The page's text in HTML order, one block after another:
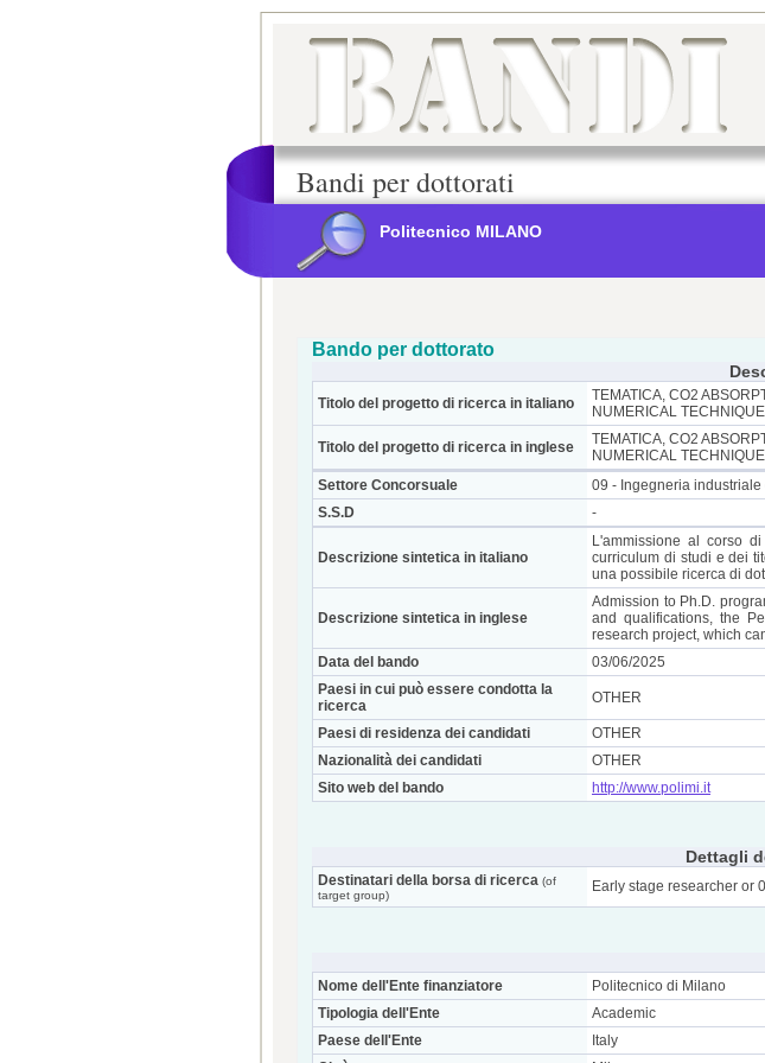
Bandi per dottorati
Politecnico MILANO
Bando per dottorato
Titolo del progetto di ricerca in italiano
TEMATICA, CO2
NUMERICAL
Titolo del progetto di ricerca in inglese
TEMATICA, CO2
NUMERICAL
Settore Concorsuale
09 - Ingegneria
S.S.D
-
Descrizione sintetica in italiano
L'ammissione al corso
curriculum di studi e dei
una possibile ricerca di
Descrizione sintetica in inglese
Admission to Ph.D.
and qualifications, the
research project, which
Data del bando
03/06/2025
Paesi in cui può essere condotta la
ricerca
OTHER
Paesi di residenza dei candidati
OTHER
Nazionalità dei candidati
OTHER
Sito web del bando
http://www.polimi.it
Dettagli
Destinatari della borsa di ricerca (of
target group)
Early stage researcher or
Nome dell'Ente finanziatore
Politecnico di Milano
Tipologia dell'Ente
Academic
Paese dell'Ente
Italy